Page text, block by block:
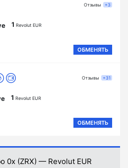
1 Revolut EUR
ОБМЕНЯТЬ
Отзывы +3
1 Revolut EUR
ОБМЕНЯТЬ
Отзывы +31
0x (ZRX) — Revolut EUR